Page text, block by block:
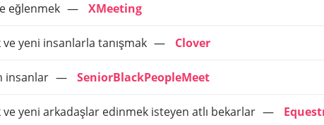
eğlenmek XMeeting
yeni insanlarla tanışmak Clover
insanlar SeniorBlackPeopleMeet
yeni arkadaşlar edinmek isteyen atlı bekarlar